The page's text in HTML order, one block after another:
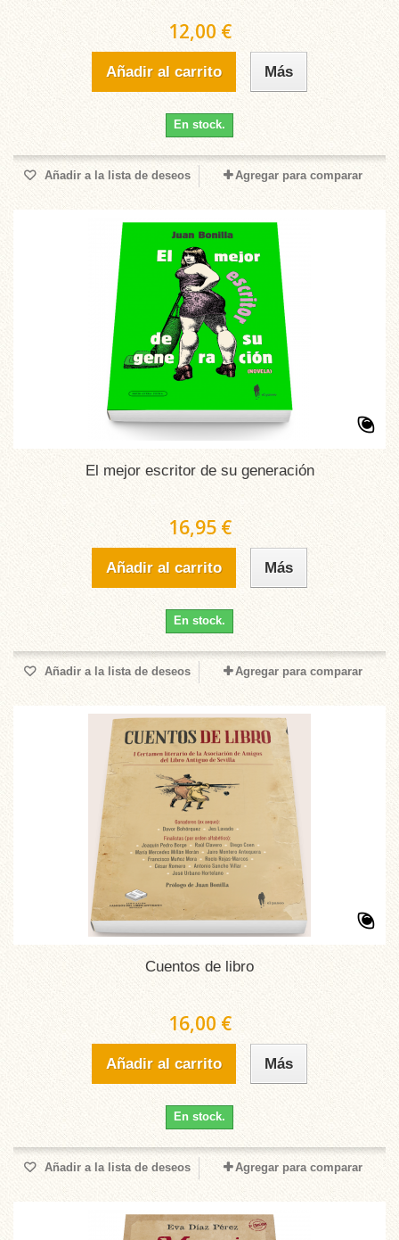
12,00 €
Añadir al carrito Más
En stock.
Añadir a la lista de deseos Agregar para comparar
El mejor escritor de su generación
16,95 €
Añadir al carrito Más
En stock.
Añadir a la lista de deseos Agregar para comparar
Cuentos de libro
16,00 €
Añadir al carrito Más
En stock.
Añadir a la lista de deseos Agregar para comparar